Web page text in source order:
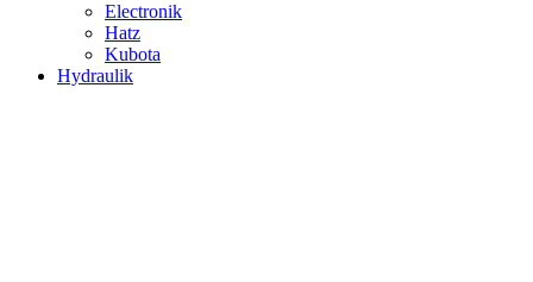
Electronik
Hatz
Kubota
Hydraulik